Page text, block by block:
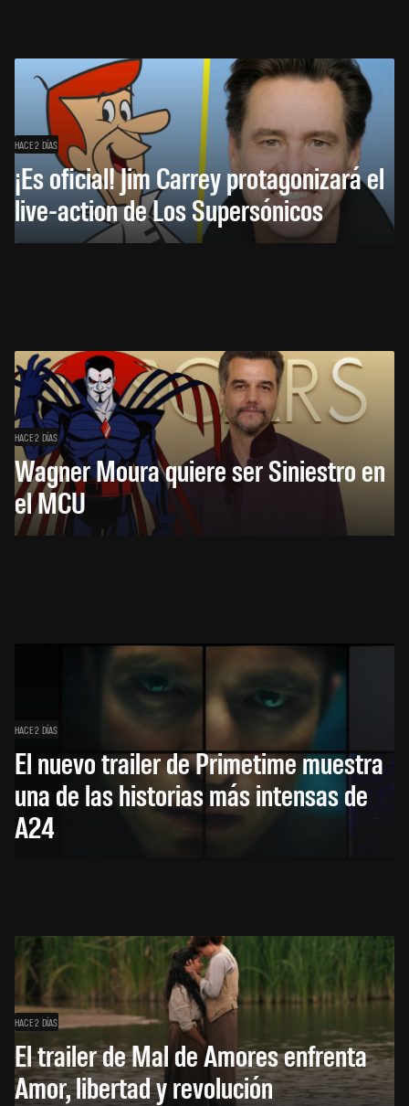
HACE 2 DÍAS
¡Es oficial! Jim Carrey protagonizará el
live-action de Los Supersónicos
HACE 2 DÍAS
Wagner Moura quiere ser Siniestro en
el MCU
HACE 2 DÍAS
El nuevo trailer de Primetime muestra
una de las historias más intensas de
A24
HACE 2 DÍAS
El trailer de Mal de Amores enfrenta
Amor, libertad y revolución